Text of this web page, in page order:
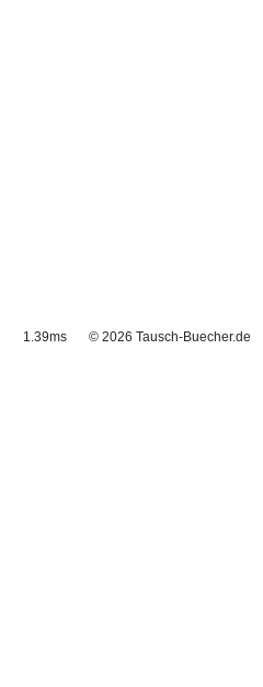
1.39ms © 2026 Tausch-Buecher.de